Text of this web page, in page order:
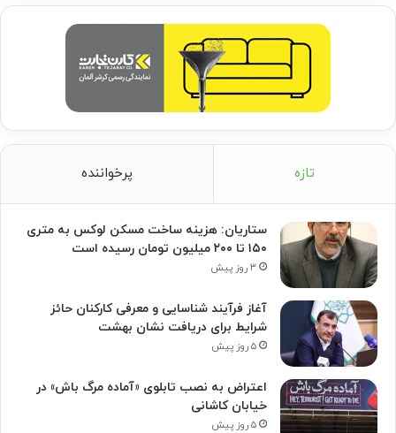
تازه پرخواننده
ستاریان: هزینه ساخت مسکن لوکس به متری
۱۵۰ تا ۲۰۰ میلیون تومان رسیده است
۳ روز پیش
آغاز فرآیند شناسایی و معرفی کارکنان حائز
شرایط برای دریافت نشان بهشت
۵ روز پیش
اعتراض به نصب تابلوی «آماده مرگ باش» در
خیابان کاشانی
۵ روز پیش